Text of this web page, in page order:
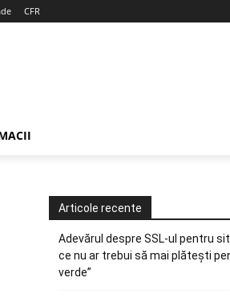
CFR
Articole recente
Adevărul despre SSL-ul pentru
ce nu ar trebui să mai plătești
verde”